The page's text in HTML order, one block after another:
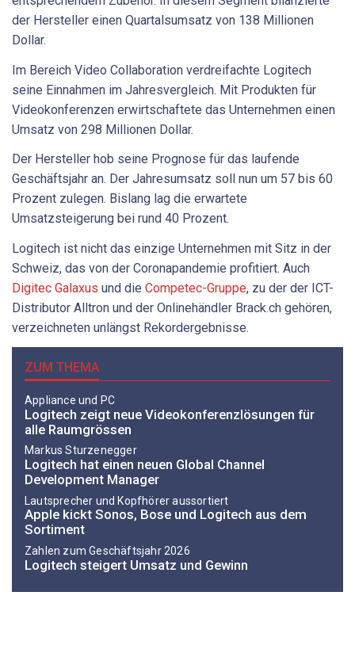
der Hersteller einen Quartalsumsatz von 138 Millionen
Dollar.
Im Bereich Video Collaboration verdreifachte Logitech
seine Einnahmen im Jahresvergleich. Mit Produkten für
Videokonferenzen erwirtschaftete das Unternehmen einen
Umsatz von 298 Millionen Dollar.
Der Hersteller hob seine Prognose für das laufende
Geschäftsjahr an. Der Jahresumsatz soll nun um 57 bis 60
Prozent zulegen. Bislang lag die erwartete
Umsatzsteigerung bei rund 40 Prozent.
Logitech ist nicht das einzige Unternehmen mit Sitz in der
Schweiz, das von der Coronapandemie profitiert. Auch
Digitec Galaxus und die Competec-Gruppe, zu der der ICT-
Distributor Alltron und der Onlinehändler Brack.ch gehören,
verzeichneten unlängst Rekordergebnisse.
ZUM THEMA
Appliance und PC
Logitech zeigt neue Videokonferenzlösungen für
alle Raumgrössen
Markus Sturzenegger
Logitech hat einen neuen Global Channel
Development Manager
Lautsprecher und Kopfhörer aussortiert
Apple kickt Sonos, Bose und Logitech aus dem
Sortiment
Zahlen zum Geschäftsjahr 2026
Logitech steigert Umsatz und Gewinn